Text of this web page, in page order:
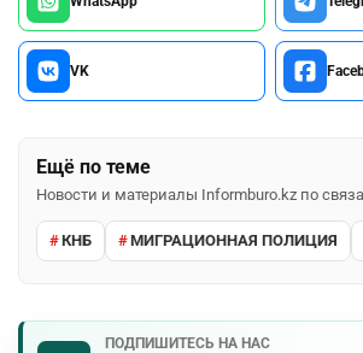
VK
Ещё по теме
Новости и материалы Informburo.kz по
КНБ МИГРАЦИОННАЯ ПОЛИЦИЯ
ПОДПИШИТЕСЬ НА НАС